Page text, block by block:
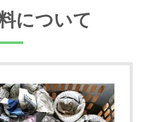
について